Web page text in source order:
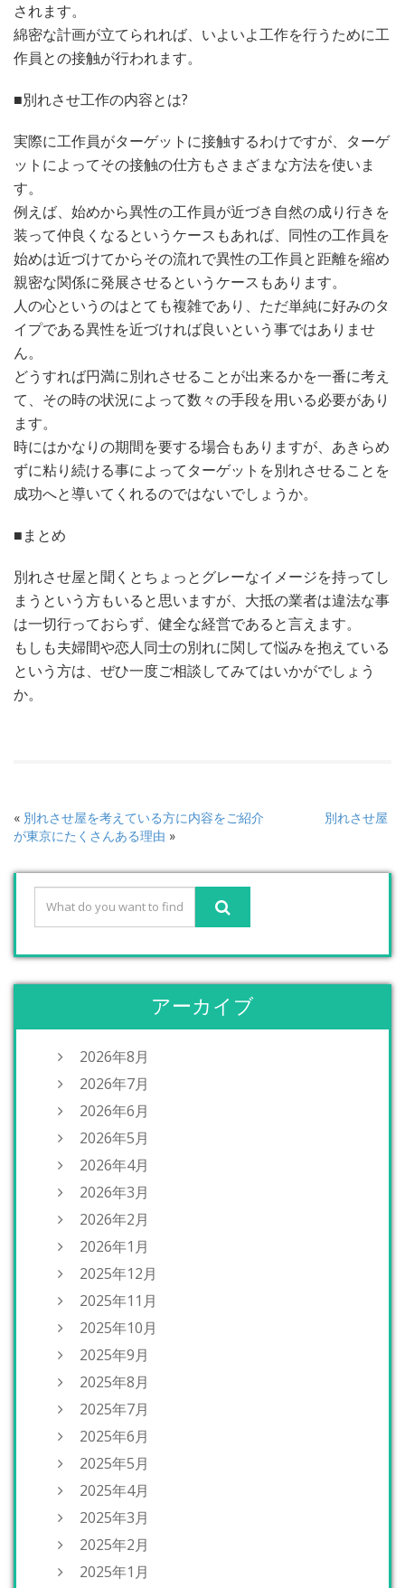
されます。
綿密な計画が立てられれば、いよいよ工作を行うために工
作員との接触が行われます。
■別れさせ工作の内容とは?
実際に工作員がターゲットに接触するわけですが、ターゲ
ットによってその接触の仕方もさまざまな方法を使いま
す。
例えば、始めから異性の工作員が近づき自然の成り行きを
装って仲良くなるというケースもあれば、同性の工作員を
始めは近づけてからその流れで異性の工作員と距離を縮め
親密な関係に発展させるというケースもあります。
人の心というのはとても複雑であり、ただ単純に好みのタ
イプである異性を近づければ良いという事ではありませ
ん。
どうすれば円満に別れさせることが出来るかを一番に考え
て、その時の状況によって数々の手段を用いる必要があり
ます。
時にはかなりの期間を要する場合もありますが、あきらめ
ずに粘り続ける事によってターゲットを別れさせることを
成功へと導いてくれるのではないでしょうか。
■まとめ
別れさせ屋と聞くとちょっとグレーなイメージを持ってし
まうという方もいると思いますが、大抵の業者は違法な事
は一切行っておらず、健全な経営であると言えます。
もしも夫婦間や恋人同士の別れに関して悩みを抱えている
という方は、ぜひ一度ご相談してみてはいかがでしょう
か。
« 別れさせ屋を考えている方に内容をご紹介
別れさせ屋
が東京にたくさんある理由 »
アーカイブ
2026年8月
2026年7月
2026年6月
2026年5月
2026年4月
2026年3月
2026年2月
2026年1月
2025年12月
2025年11月
2025年10月
2025年9月
2025年8月
2025年7月
2025年6月
2025年5月
2025年4月
2025年3月
2025年2月
2025年1月